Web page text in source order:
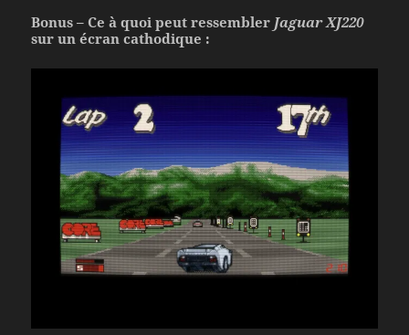
Bonus – Ce à quoi peut ressembler Jaguar XJ220
sur un écran cathodique :